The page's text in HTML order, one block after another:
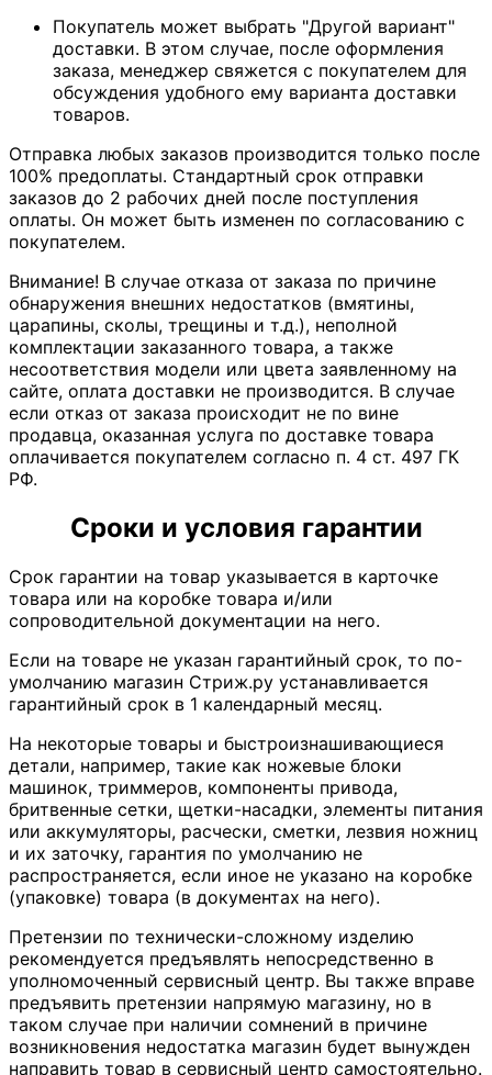
Покупатель может выбрать "Другой вариант"
доставки. В этом случае, после оформления
заказа, менеджер свяжется с покупателем для
обсуждения удобного ему варианта доставки
товаров.
Отправка любых заказов производится только после
100% предоплаты. Стандартный срок отправки
заказов до 2 рабочих дней после поступления
оплаты. Он может быть изменен по согласованию с
покупателем.
Внимание! В случае отказа от заказа по причине
обнаружения внешних недостатков (вмятины,
царапины, сколы, трещины и т.д.), неполной
комплектации заказанного товара, а также
несоответствия модели или цвета заявленному на
сайте, оплата доставки не производится. В случае
если отказ от заказа происходит не по вине
продавца, оказанная услуга по доставке товара
оплачивается покупателем согласно п. 4 ст. 497 ГК
РФ.
Сроки и условия гарантии
Срок гарантии на товар указывается в карточке
товара или на коробке товара и/или
сопроводительной документации на него.
Если на товаре не указан гарантийный срок, то по-
умолчанию магазин Стриж.ру устанавливается
гарантийный срок в 1 календарный месяц.
На некоторые товары и быстроизнашивающиеся
детали, например, такие как ножевые блоки
машинок, триммеров, компоненты привода,
бритвенные сетки, щетки-насадки, элементы питания
или аккумуляторы, расчески, сметки, лезвия ножниц
и их заточку, гарантия по умолчанию не
распространяется, если иное не указано на коробке
(упаковке) товара (в документах на него).
Претензии по технически-сложному изделию
рекомендуется предъявлять непосредственно в
уполномоченный сервисный центр. Вы также вправе
предъявить претензии напрямую магазину, но в
таком случае при наличии сомнений в причине
возникновения недостатка магазин будет вынужден
направить товар в сервисный центр самостоятельно.